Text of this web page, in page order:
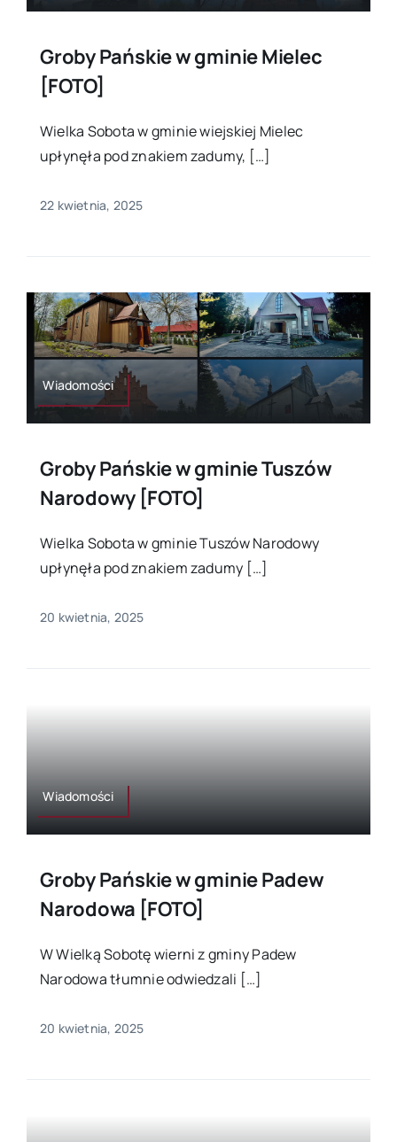
Groby Pańskie w gminie Mielec
[FOTO]
Wielka Sobota w gminie wiejskiej Mielec
upłynęła pod znakiem zadumy, […]
22 kwietnia, 2025
Wiadomości
Groby Pańskie w gminie Tuszów
Narodowy [FOTO]
Wielka Sobota w gminie Tuszów Narodowy
upłynęła pod znakiem zadumy […]
20 kwietnia, 2025
Wiadomości
Groby Pańskie w gminie Padew
Narodowa [FOTO]
W Wielką Sobotę wierni z gminy Padew
Narodowa tłumnie odwiedzali […]
20 kwietnia, 2025